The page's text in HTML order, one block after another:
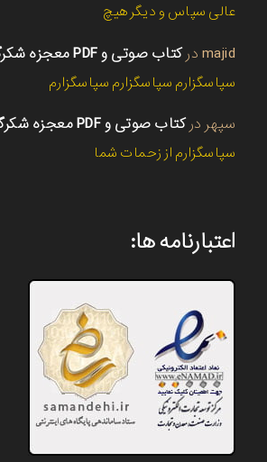
عالی سپاس و دیگر هیچ
majid درکتاب صوتی و PDF معجزه شکرگزاری از راندا برن
سپاسگزارم سپاسگزارم سپاسگزارم
سپهر درکتاب صوتی و PDF معجزه شکرگزاری از راندا برن
سپاسگزارم از زحمات شما
اعتبارنامه ها: